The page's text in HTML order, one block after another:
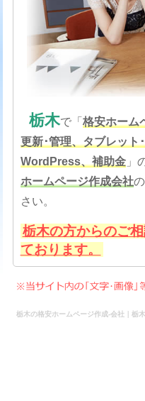
栃木で「 格安ホーム
更新･管理、タブレット
WordPress、補助金」
ホームページ作成会社の
さい。
栃木の方からのご
ております。
栃木の格安ホームページ作成-会社｜栃